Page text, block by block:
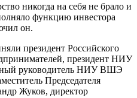
никогда на себя не брало и
функцию инвестора
он.
президент Российского
президент НИУ
руководитель НИУ ВШЭ
Председателя
Жуков, директор